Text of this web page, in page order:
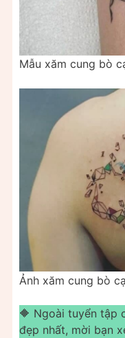
Mẫu xăm cung bò
Ảnh xăm cung bò
🔶 Ngoài tuyển tập
đẹp nhất, mời bạn